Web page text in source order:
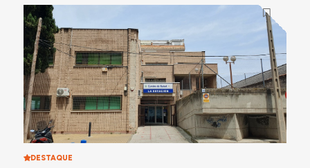
DESTAQUE